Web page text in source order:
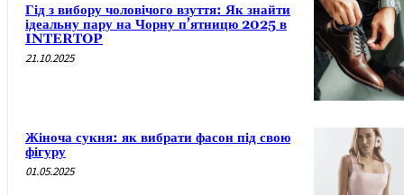
Гід з вибору чоловічого взуття: Як знайти
ідеальну пару на Чорну п’ятницю 2025 в
INTERTOP
21.10.2025
Жіноча сукня: як вибрати фасон під свою
фігуру
01.05.2025